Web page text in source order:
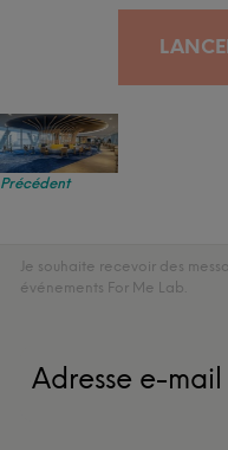
Précédent
Je souhaite recevoir des
événements For Me Lab.